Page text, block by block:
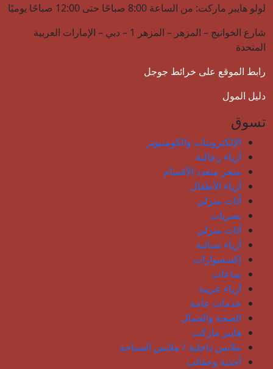
لولو هايبر ماركت: من الساعة 8:00 صباحًا حتى 12:00 صباحًا يوميًا
شارع الخوانيج – المزهر – المزهر 1 – دبي – الإمارات العربية
المتحدة
رابط الموقع على خرائط جوجل
دليل المول
تسوق
الإلكترونيات والكومبيوتر
أزياء رجالية
متجر متعدد الأقسام
أزياء الأطفال
أثاث منزلي
بصريات
أثاث منزلي
أزياء نسائية
إكسسوارات
ساعات
أزياء عربية
خدمات عامة
الصحة والجمال
هايبر ماركت
ملابس داخلية / ملابس السباحة
أحذية وحقائب